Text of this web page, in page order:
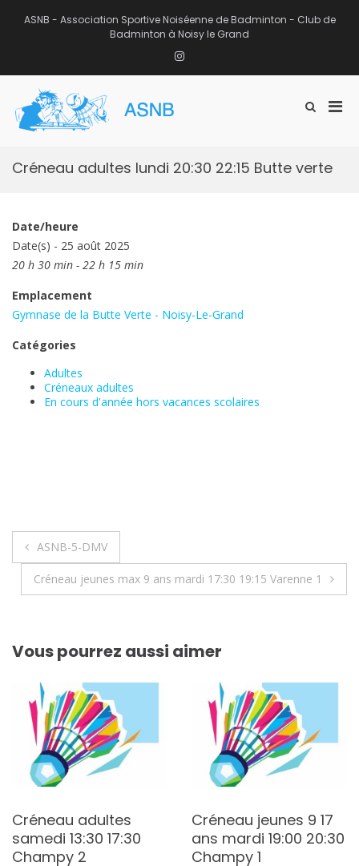
ASNB - Association Sportive Noiséenne de Badminton - Club de
Badminton à Noisy le Grand
Instagram
Afficher
recherche
Créneau adultes lundi 20:30 22:15 Butte verte
Date/heure
Date(s) - 25 août 2025
20 h 30 min - 22 h 15 min
Emplacement
Gymnase de la Butte Verte - Noisy-Le-Grand
Catégories
Adultes
Créneaux adultes
En cours d'année hors vacances scolaires
Navigation
de
ASNB-5-DMV
Créneau jeunes max 9 ans mardi 17:30 19:15 Varenne 1
Vous pourrez aussi aimer
Créneau adultes
samedi 13:30 17:30
Champy 2
Créneau jeunes 9 17
ans mardi 19:00 20:30
Champy 1